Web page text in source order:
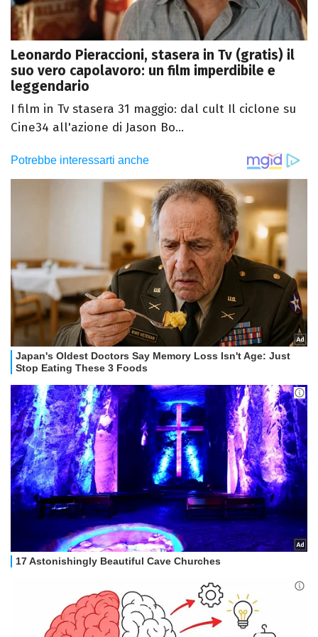
Leonardo Pieraccioni, stasera in Tv (gratis) il
suo vero capolavoro: un film imperdibile e
leggendario
I film in Tv stasera 31 maggio: dal cult Il ciclone su
Cine34 all'azione di Jason Bo...